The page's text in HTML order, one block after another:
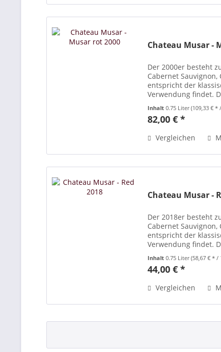
Chateau Musar -
Der 2000er besteht
Cabernet
entspricht der
Verwendung findet.
Inhalt0.75 Liter(109,33 € *
82,00 € *
Vergleichen
Chateau Musar -
Der 2018er besteht
Cabernet
entspricht der
Verwendung findet.
Inhalt0.75 Liter(58,67 € * /
44,00 € *
Vergleichen